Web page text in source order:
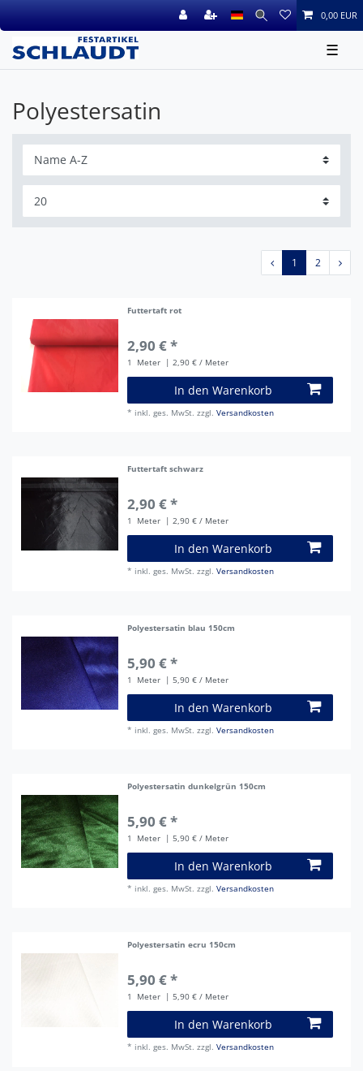
0,00 EUR
☰
Polyestersatin
1 2
Futtertaft rot
2,90 € *
1 Meter | 2,90 € / Meter
In den Warenkorb
* inkl. ges. MwSt. zzgl.Versandkosten
Futtertaft schwarz
2,90 € *
1 Meter | 2,90 € / Meter
In den Warenkorb
* inkl. ges. MwSt. zzgl.Versandkosten
Polyestersatin blau 150cm
5,90 € *
1 Meter | 5,90 € / Meter
In den Warenkorb
* inkl. ges. MwSt. zzgl.Versandkosten
Polyestersatin dunkelgrün 150cm
5,90 € *
1 Meter | 5,90 € / Meter
In den Warenkorb
* inkl. ges. MwSt. zzgl.Versandkosten
Polyestersatin ecru 150cm
5,90 € *
1 Meter | 5,90 € / Meter
In den Warenkorb
* inkl. ges. MwSt. zzgl.Versandkosten